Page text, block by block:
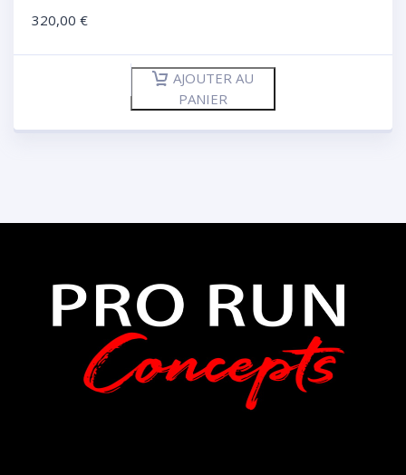
320,00 €
AJOUTER AU
PANIER